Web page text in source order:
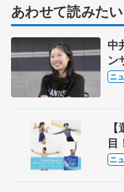
あわせて読みたい
中
ン
ト
ニ
目
ト
ニ